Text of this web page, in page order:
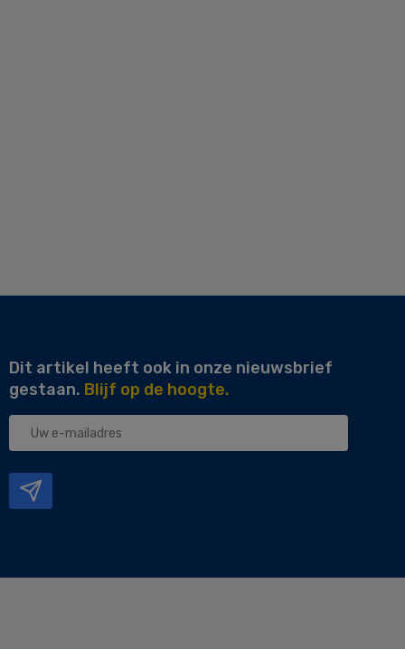
Dit artikel heeft ook in onze nieuwsbrief
gestaan. Blijf op de hoogte.
Uw